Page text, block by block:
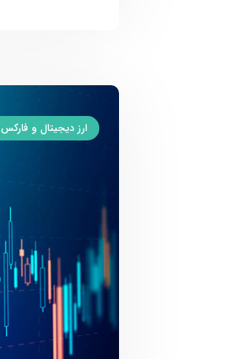
ارز دیجیتال و فارکس